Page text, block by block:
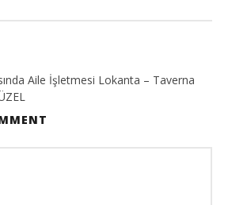
Aile İşletmesi Lokanta – Taverna